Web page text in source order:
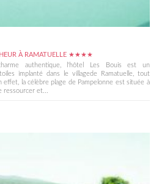
À RAMATUELLE ★★★★
authentique, l'hôtel Les Bouis est un
implanté dans le villagede Ramatuelle, tout
effet, la célèbre plage de Pampelonne est située à
ressourcer et...